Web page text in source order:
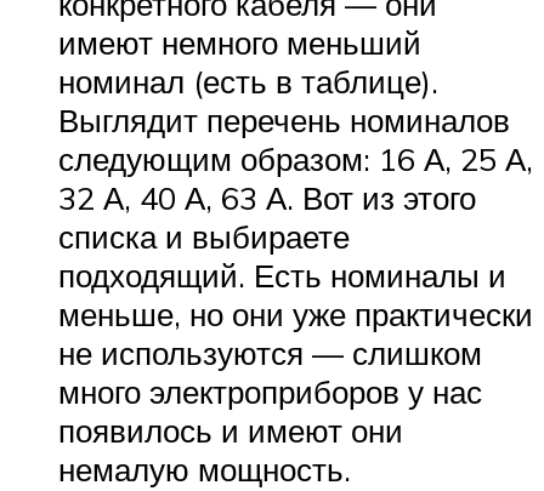
имеют немного меньший
номинал (есть в таблице).
Выглядит перечень номиналов
следующим образом: 16 А, 25 А,
32 А, 40 А, 63 А. Вот из этого
списка и выбираете
подходящий. Есть номиналы и
меньше, но они уже практически
не используются — слишком
много электроприборов у нас
появилось и имеют они
немалую мощность.